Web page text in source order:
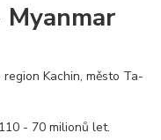
Kachin, město Ta-
110 - 70 milionů let.